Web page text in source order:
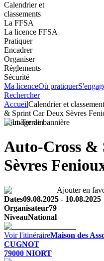
Calendrier et
classements
La FFSA
La licence FFSA
Pratiquer
Encadrer
Organiser
Règlements
Sécurité
Ma licenceOù pratiquer
Rechercher
AccueilCalendrier et
& Sprint Car Deux Sèvres
Tout-Terrain
Auto-Cross &
Sèvres
Ajouter en
Dates09.08.2025 - 10.08.2025
Organisateur79
NiveauNational
Voir l'itinéraireMaison des
CUGNOT
79000 NIORT